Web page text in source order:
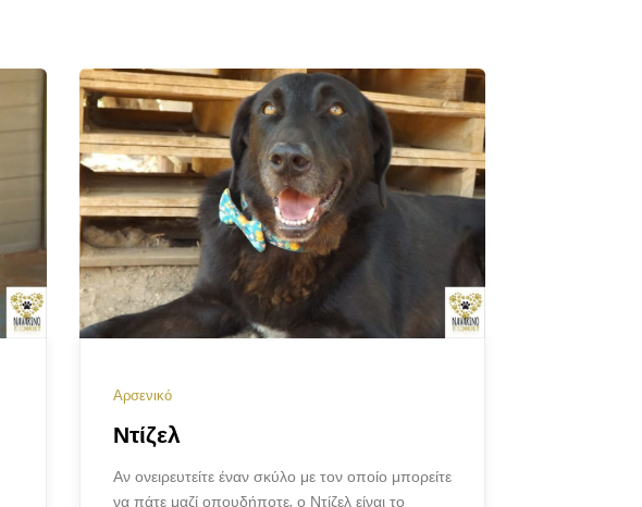
Αρσενικό
Ντίζελ
Αν ονειρευτείτε έναν σκύλο με τον οποίο μπορείτε
να πάτε μαζί οπουδήποτε, ο Ντίζελ είναι το